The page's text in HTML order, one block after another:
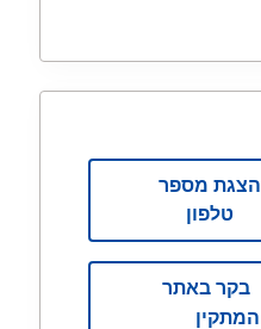
הצגת מספר
טלפון
בקר באתר
המתקין